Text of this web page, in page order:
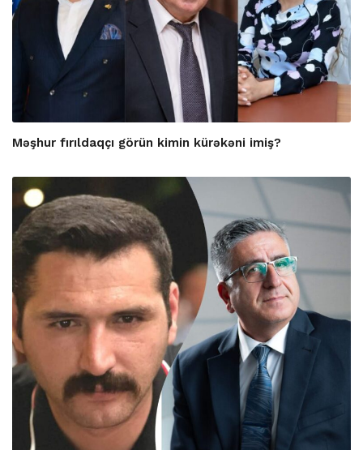
Məşhur fırıldaqçı görün kimin kürəkəni imiş?